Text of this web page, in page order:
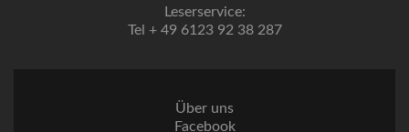
Leserservice:
Tel + 49 6123 92 38 287
Über uns
Facebook